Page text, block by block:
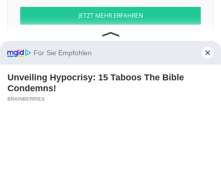
JETZT MEHR ERFAHREN
Aktien ATX DAX EuroStoxx 50 Dow Jones NASDAQ 100 Nikkei 225
S&P 500
Für Sie Empfohlen
Unveiling Hypocrisy: 15 Taboos The Bible
Condemns!
BRAINBERRIES